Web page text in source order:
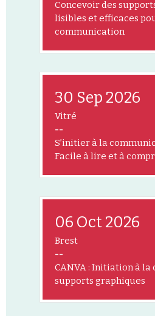
Concevoir des
lisibles et efficaces
communication
30 Sep 2026
Vitré
--
S’initier à la
Facile à lire et à
06 Oct 2026
Brest
--
CANVA : Initiation à la
supports graphiques